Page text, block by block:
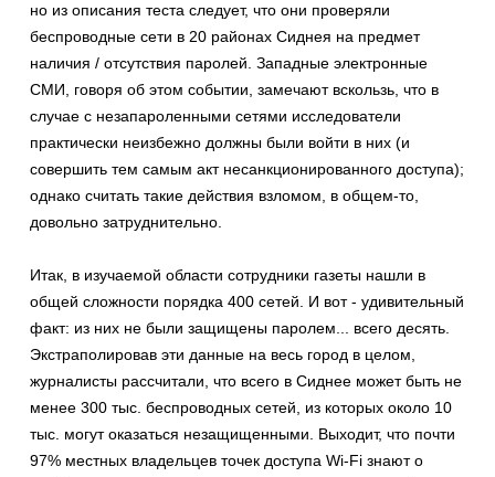
но из описания теста следует, что они проверяли
беспроводные сети в 20 районах Сиднея на предмет
наличия / отсутствия паролей. Западные электронные
СМИ, говоря об этом событии, замечают вскользь, что в
случае с незапароленными сетями исследователи
практически неизбежно должны были войти в них (и
совершить тем самым акт несанкционированного доступа);
однако считать такие действия взломом, в общем-то,
довольно затруднительно.
Итак, в изучаемой области сотрудники газеты нашли в
общей сложности порядка 400 сетей. И вот - удивительный
факт: из них не были защищены паролем... всего десять.
Экстраполировав эти данные на весь город в целом,
журналисты рассчитали, что всего в Сиднее может быть не
менее 300 тыс. беспроводных сетей, из которых около 10
тыс. могут оказаться незащищенными. Выходит, что почти
97% местных владельцев точек доступа Wi-Fi знают о